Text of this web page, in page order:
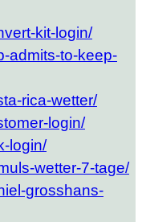
kit-login/
admits-to-keep-
rica-wetter/
login/
login/
wetter-7-tage/
grosshans-